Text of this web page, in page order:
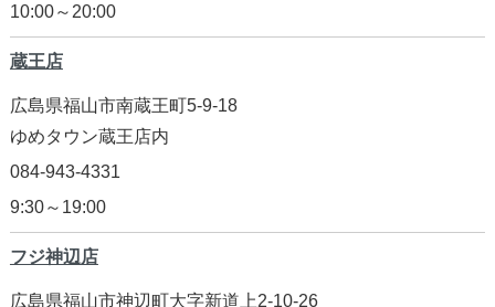
10:00～20:00
蔵王店
広島県福山市南蔵王町5-9-18
ゆめタウン蔵王店内
084-943-4331
9:30～19:00
フジ神辺店
広島県福山市神辺町大字新道上2-10-26